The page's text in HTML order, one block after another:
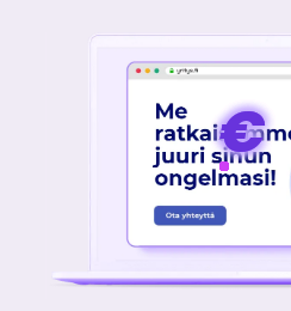
€
€
€
€